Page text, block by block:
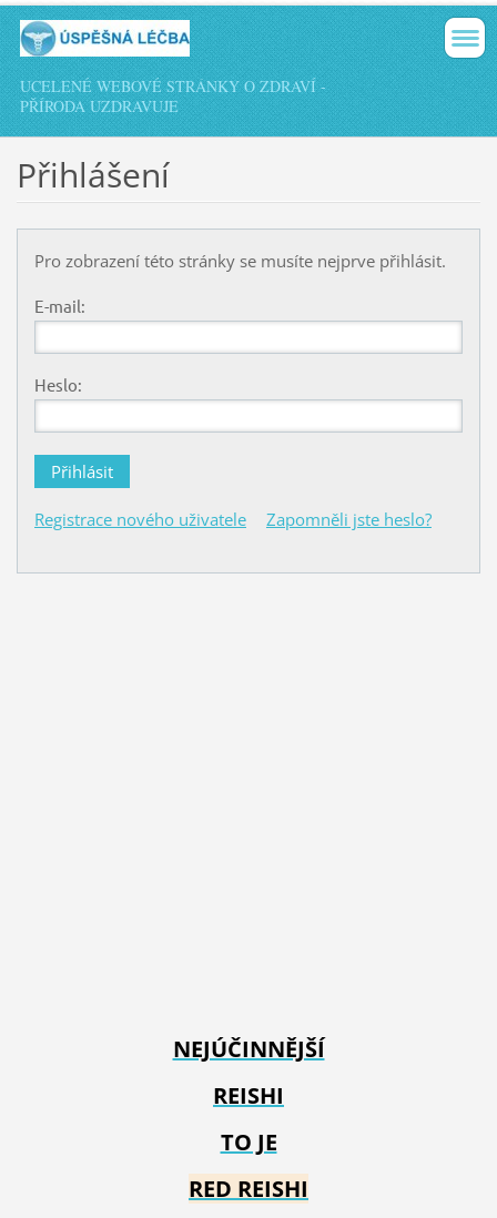
UCELENÉ WEBOVÉ STRÁNKY O ZDRAVÍ -
PŘÍRODA UZDRAVUJE
Přihlášení
Pro zobrazení této stránky se musíte nejprve přihlásit.
E-mail:
Heslo:
Registrace nového uživatele Zapomněli jste heslo?
NEJÚČINNĚJŠÍ
REISHI
TO JE
RED REISHI